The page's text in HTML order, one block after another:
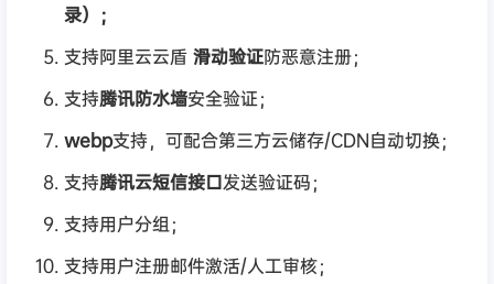
录）；
支持阿里云云盾 滑动验证防恶意注册；
支持腾讯防水墙安全验证；
webp支持，可配合第三方云储存/CDN自动切换；
支持腾讯云短信接口发送验证码；
支持用户分组；
支持用户注册邮件激活/人工审核；